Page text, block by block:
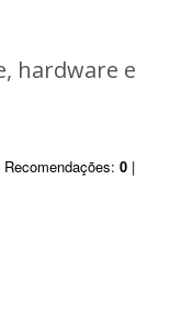
hardware e
Recomendações: 0 |